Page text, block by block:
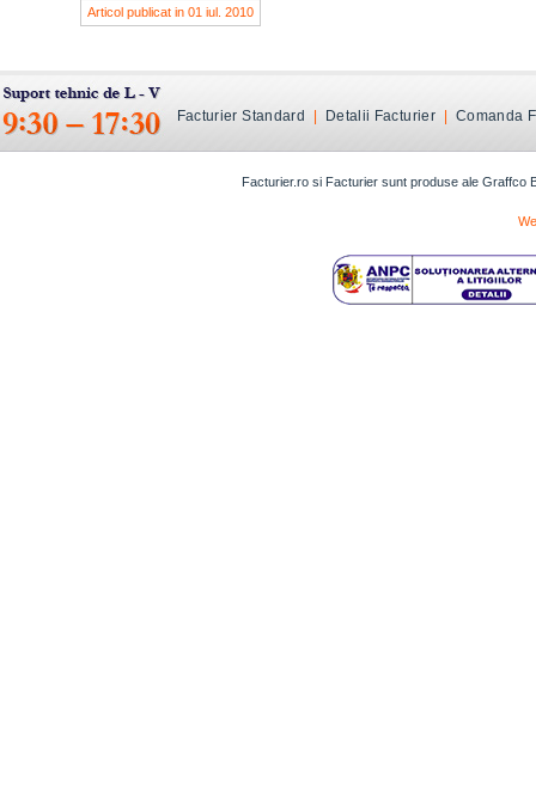
Articol publicat in 01 iul. 2010
Facturier Standard Detalii Facturier| Comanda
Facturier.ro si Facturier sunt produse ale Graffco